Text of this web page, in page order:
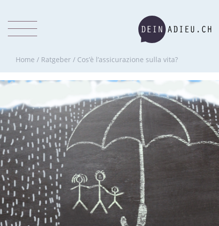
Home / Ratgeber / Cos’è l’assicurazione sulla vita?